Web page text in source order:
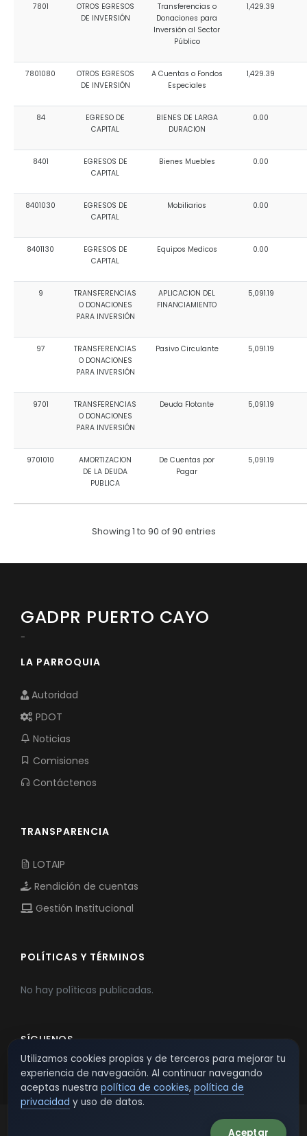
7801
OTROS EGRESOS
DE INVERSIÓN
Transferencias o
Donaciones para
Inversión al Sector
Público
1,429.39
7801080
OTROS EGRESOS
DE INVERSIÓN
A Cuentas o Fondos
Especiales
1,429.39
84
EGRESO DE
CAPITAL
BIENES DE LARGA
DURACION
0.00
8401
EGRESOS DE
CAPITAL
Bienes Muebles 0.00
8401030
EGRESOS DE
CAPITAL
Mobiliarios 0.00
8401130
EGRESOS DE
CAPITAL
Equipos Medicos 0.00
9
TRANSFERENCIAS
O DONACIONES
PARA INVERSIÓN
APLICACION DEL
FINANCIAMIENTO
5,091.19
97
TRANSFERENCIAS
O DONACIONES
PARA INVERSIÓN
Pasivo Circulante 5,091.19
9701
TRANSFERENCIAS
O DONACIONES
PARA INVERSIÓN
Deuda Flotante 5,091.19
9701010
AMORTIZACION
DE LA DEUDA
PUBLICA
De Cuentas por
Pagar
5,091.19
Showing 1 to 90 of 90 entries
GADPR PUERTO CAYO
-
LA PARROQUIA
Autoridad
PDOT
Noticias
Comisiones
Contáctenos
TRANSPARENCIA
LOTAIP
Rendición de cuentas
Gestión Institucional
POLÍTICAS Y TÉRMINOS
No hay políticas publicadas.
SÍGUENOS
Utilizamos cookies propias y de terceros para mejorar tu
experiencia de navegación. Al continuar navegando
aceptas nuestra política de cookies, política de
privacidad y uso de datos.
Aceptar